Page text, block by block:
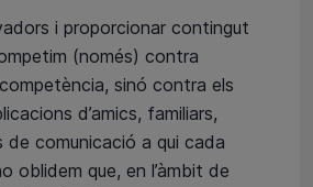
i proporcionar contingut
(només) contra
sinó contra els
d’amics, familiars,
de comunicació a qui cada
oblidem que, en l’àmbit de